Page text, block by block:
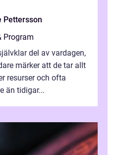
Pettersson
Program
del av vardagen,
märker att de tar allt
resurser och ofta
än tidigar...